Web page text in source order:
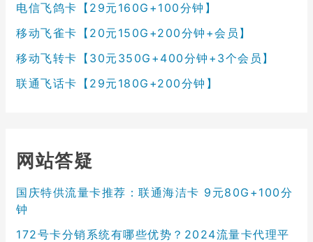
电信飞鸽卡【29元160G+100分钟】
移动飞雀卡【20元150G+200分钟+会员】
移动飞转卡【30元350G+400分钟+3个会员】
联通飞话卡【29元180G+200分钟】
网站答疑
国庆特供流量卡推荐：联通海洁卡 9元80G+100分
钟
172号卡分销系统有哪些优势？2024流量卡代理平